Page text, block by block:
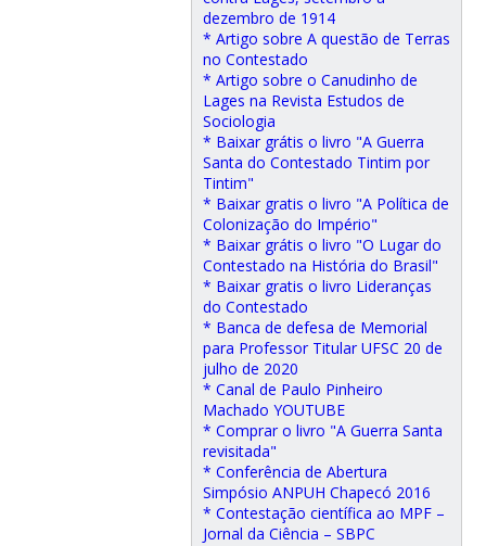
dezembro de 1914
* Artigo sobre A questão de Terras
no Contestado
* Artigo sobre o Canudinho de
Lages na Revista Estudos de
Sociologia
* Baixar grátis o livro "A Guerra
Santa do Contestado Tintim por
Tintim"
* Baixar gratis o livro "A Política de
Colonização do Império"
* Baixar grátis o livro "O Lugar do
Contestado na História do Brasil"
* Baixar gratis o livro Lideranças
do Contestado
* Banca de defesa de Memorial
para Professor Titular UFSC 20 de
julho de 2020
* Canal de Paulo Pinheiro
Machado YOUTUBE
* Comprar o livro "A Guerra Santa
revisitada"
* Conferência de Abertura
Simpósio ANPUH Chapecó 2016
* Contestação científica ao MPF –
Jornal da Ciência – SBPC